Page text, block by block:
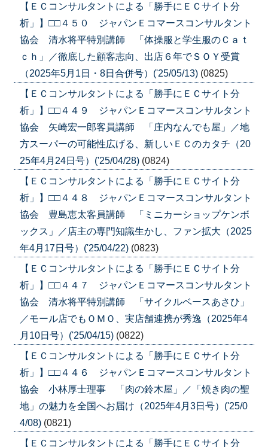
【ＥＣコンサルタントによる「勝手にＥＣサイト分
析」】□□４５０ ジャパンＥコマースコンサルタント
協会 清水将平特別講師 「体操服と学生服のＣａｔ
ｃｈ」／徹底した顧客志向、出店６年でＳＯＹ受賞
（2025年5月1日・8日合併号）('25/05/13) (0825)
【ＥＣコンサルタントによる「勝手にＥＣサイト分
析」】□□４４９ ジャパンＥコマースコンサルタント
協会 矢崎宏一郎客員講師 「庄内なんでも屋」／地
方スーパーの可能性広げる、新しいＥＣのカタチ（20
25年4月24日号）('25/04/28) (0824)
【ＥＣコンサルタントによる「勝手にＥＣサイト分
析」】□□４４８ ジャパンＥコマースコンサルタント
協会 豊島恵太客員講師 「ミニカーショップケンボ
ックス」／店主の専門知識生かし、ファン拡大（2025
年4月17日号）('25/04/22) (0823)
【ＥＣコンサルタントによる「勝手にＥＣサイト分
析」】□□４４７ ジャパンＥコマースコンサルタント
協会 清水将平特別講師 「サイクルベースあさひ」
／モール店でもＯＭＯ、実店舗連携が秀逸（2025年4
月10日号）('25/04/15) (0822)
【ＥＣコンサルタントによる「勝手にＥＣサイト分
析」】□□４４６ ジャパンＥコマースコンサルタント
協会 小林厚士理事 「肉の鈴木屋」／「焼き肉の聖
地」の魅力を全国へお届け（2025年4月3日号）('25/0
4/08) (0821)
【ＥＣコンサルタントによる「勝手にＥＣサイト分